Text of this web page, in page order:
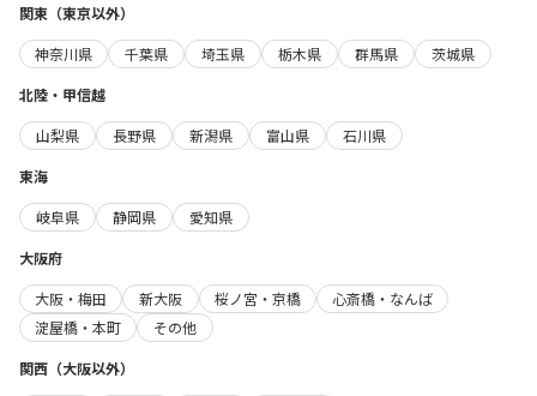
関東（東京以外）
神奈川県
千葉県 埼玉県 栃木県 群馬県
茨城県
北陸・甲信越
山梨県
長野県 新潟県 富山県
石川県
東海
岐阜県
静岡県
愛知県
大阪府
大阪・梅田
新大阪 桜ノ宮・京橋
心斎橋・なんば
淀屋橋・本町
その他
関西（大阪以外）